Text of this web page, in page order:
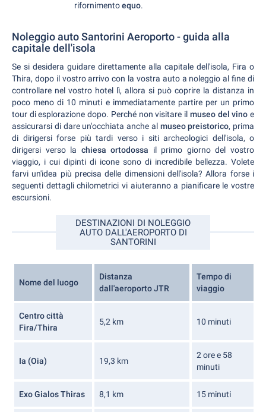
rifornimentoequo.
Noleggio auto Santorini Aeroporto - guida alla
capitale dell'isola
Se si desidera guidare direttamente alla capitale dell'isola, Fira o
Thira, dopo il vostro arrivo con la vostra auto a noleggio al fine di
controllare nel vostro hotel lì, allora si può coprire la distanza in
poco meno di 10 minuti e immediatamente partire per un primo
tour di esplorazione dopo. Perché non visitare il museo del vino e
assicurarsi di dare un'occhiata anche al museo preistorico, prima
di dirigersi forse più tardi verso i siti archeologici dell'isola, o
dirigersi verso la chiesa ortodossa il primo giorno del vostro
viaggio, i cui dipinti di icone sono di incredibile bellezza. Volete
farvi un'idea più precisa delle dimensioni dell'isola? Allora forse i
seguenti dettagli chilometrici vi aiuteranno a pianificare le vostre
escursioni.
DESTINAZIONI DI NOLEGGIO
AUTO DALL'AEROPORTO DI
SANTORINI
Nome del luogo
Distanza
dall'aeroporto JTR
Tempo di
viaggio
Centro città
Fira/Thira
5,2 km 10 minuti
Ia (Oia) 19,3 km
2 ore e 58
minuti
Exo Gialos Thiras 8,1 km 15 minuti